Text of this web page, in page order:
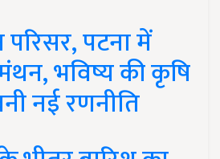
पटना में
भविष्य की कृषि
नई रणनीति